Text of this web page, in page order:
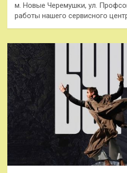
м. Новые Черемушки, ул.
работы нашего сервисного